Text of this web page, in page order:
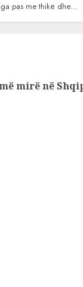
pas me thikë dhe…
mirë në